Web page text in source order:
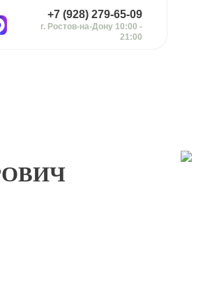
+7 (928) 279-65-09
г. Ростов-на-Дону 10:00 -
21:00